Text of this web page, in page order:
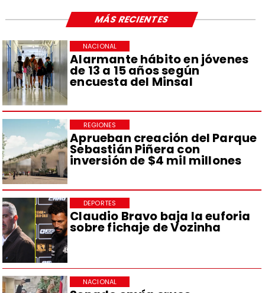
Alarmante hábito en jóvenes
de 13 a 15 años según
encuesta del Minsal
NACIONAL
Aprueban creación del Parque
Sebastián Piñera con
inversión de $4 mil millones
REGIONES
Claudio Bravo baja la euforia
sobre fichaje de Vozinha
DEPORTES
NACIONAL
MÁS RECIENTES